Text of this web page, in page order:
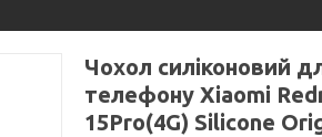
Чохол силіконовий
телефону Xiaomi
15Pro(4G) Silicone